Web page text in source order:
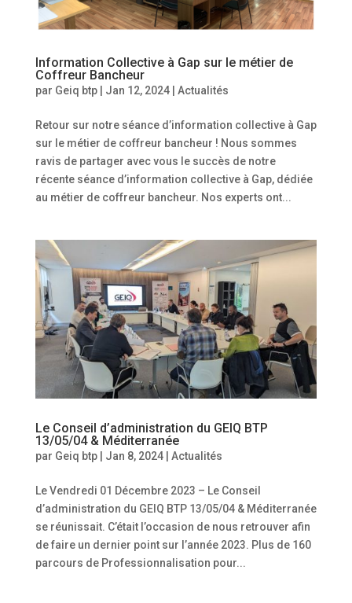
Information Collective à Gap sur le métier de
Coffreur Bancheur
par Geiq btp| Jan 12, 2024| Actualités
Retour sur notre séance d’information collective à Gap
sur le métier de coffreur bancheur ! Nous sommes
ravis de partager avec vous le succès de notre
récente séance d’information collective à Gap, dédiée
au métier de coffreur bancheur. Nos experts ont...
Le Conseil d’administration du GEIQ BTP
13/05/04 & Méditerranée
par Geiq btp| Jan 8, 2024| Actualités
Le Vendredi 01 Décembre 2023 – Le Conseil
d’administration du GEIQ BTP 13/05/04 & Méditerranée
se réunissait. C’était l’occasion de nous retrouver afin
de faire un dernier point sur l’année 2023. Plus de 160
parcours de Professionnalisation pour...